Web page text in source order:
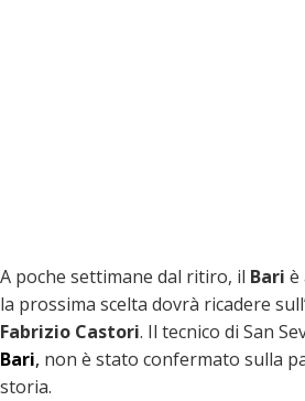
A poche settimane dal ritiro, il Bari è
la prossima scelta dovrà ricadere
Fabrizio Castori. Il tecnico di San
Bari, non è stato confermato sulla
storia.